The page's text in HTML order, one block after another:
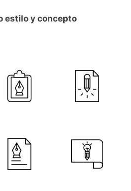
estilo y concepto